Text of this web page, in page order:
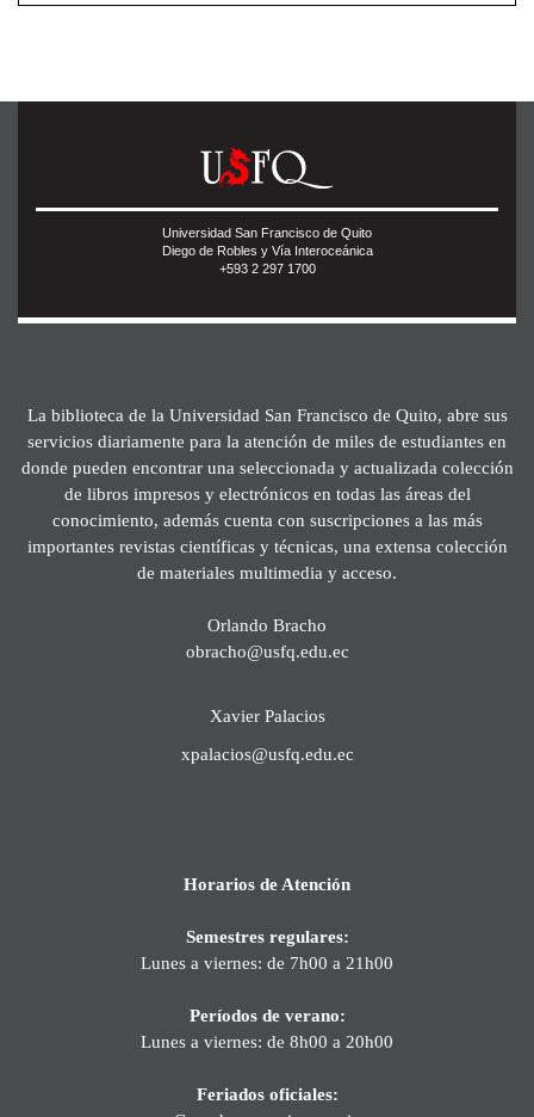
Universidad San Francisco de Quito
Diego de Robles y Vía Interoceánica
+593 2 297 1700
La biblioteca de la Universidad San Francisco de Quito, abre sus
servicios diariamente para la atención de miles de estudiantes en
donde pueden encontrar una seleccionada y actualizada colección
de libros impresos y electrónicos en todas las áreas del
conocimiento, además cuenta con suscripciones a las más
importantes revistas científicas y técnicas, una extensa colección
de materiales multimedia y acceso.
Orlando Bracho
obracho@usfq.edu.ec
Xavier Palacios
xpalacios@usfq.edu.ec
Horarios de Atención
Semestres regulares:
Lunes a viernes: de 7h00 a 21h00
Períodos de verano:
Lunes a viernes: de 8h00 a 20h00
Feriados oficiales: